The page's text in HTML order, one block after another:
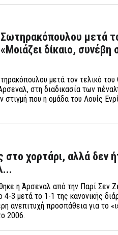
μετά
δίκαιο, συνέβη
μετά τον τελικό του
στη διαδικασία των
στιγμή που η ομάδα του Λουίς
χορτάρι, αλλά δεν
η Άρσεναλ από την Παρί Σεν
4-3 μετά το 1-1 της κανονικής
ανεπιτυχή προσπάθεια για το
2006.